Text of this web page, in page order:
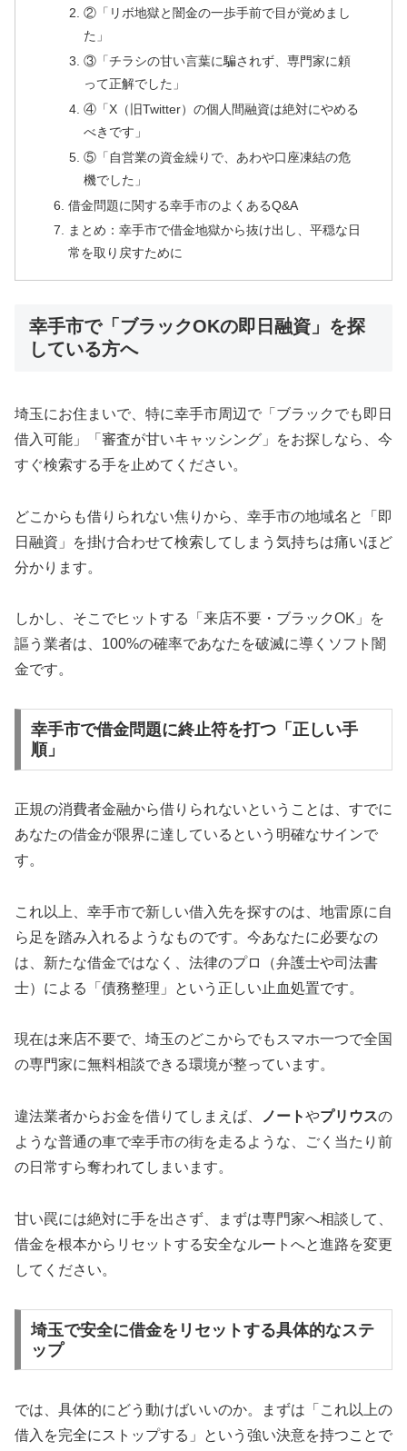
②「リボ地獄と闇金の一歩手前で目が覚めまし
た」
③「チラシの甘い言葉に騙されず、専門家に頼
って正解でした」
④「X（旧Twitter）の個人間融資は絶対にやめる
べきです」
⑤「自営業の資金繰りで、あわや口座凍結の危
機でした」
借金問題に関する幸手市のよくあるQ&A
まとめ：幸手市で借金地獄から抜け出し、平穏な日
常を取り戻すために
幸手市で「ブラックOKの即日融資」を探
している方へ
埼玉にお住まいで、特に幸手市周辺で「ブラックでも即日
借入可能」「審査が甘いキャッシング」をお探しなら、今
すぐ検索する手を止めてください。
どこからも借りられない焦りから、幸手市の地域名と「即
日融資」を掛け合わせて検索してしまう気持ちは痛いほど
分かります。
しかし、そこでヒットする「来店不要・ブラックOK」を
謳う業者は、100%の確率であなたを破滅に導くソフト闇
金です。
幸手市で借金問題に終止符を打つ「正しい手
順」
正規の消費者金融から借りられないということは、すでに
あなたの借金が限界に達しているという明確なサインで
す。
これ以上、幸手市で新しい借入先を探すのは、地雷原に自
ら足を踏み入れるようなものです。今あなたに必要なの
は、新たな借金ではなく、法律のプロ（弁護士や司法書
士）による「債務整理」という正しい止血処置です。
現在は来店不要で、埼玉のどこからでもスマホ一つで全国
の専門家に無料相談できる環境が整っています。
違法業者からお金を借りてしまえば、 ノートやプリウスの
ような普通の車で幸手市の街を走るような、ごく当たり前
の日常すら奪われてしまいます。
甘い罠には絶対に手を出さず、まずは専門家へ相談して、
借金を根本からリセットする安全なルートへと進路を変更
してください。
埼玉で安全に借金をリセットする具体的なステ
ップ
では、具体的にどう動けばいいのか。まずは「これ以上の
借入を完全にストップする」という強い決意を持つことで